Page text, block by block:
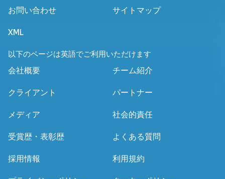
お問い合わせ サイトマップ
XML
以下のページは英語でご利用いただけます
会社概要
チーム紹介
クライアント パートナー
メディア 社会的責任
受賞歴・表彰歴 よくある質問
採用情報 利用規約